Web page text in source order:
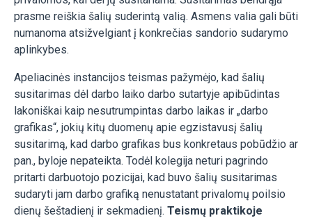
prasme reiškia šalių suderintą valią. Asmens valia gali būti
numanoma atsižvelgiant į konkrečias sandorio sudarymo
aplinkybes.
Apeliacinės instancijos teismas pažymėjo, kad šalių
susitarimas dėl darbo laiko darbo sutartyje apibūdintas
lakoniškai kaip nesutrumpintas darbo laikas ir „darbo
grafikas“, jokių kitų duomenų apie egzistavusį šalių
susitarimą, kad darbo grafikas bus konkretaus pobūdžio ar
pan., byloje nepateikta. Todėl kolegija neturi pagrindo
pritarti darbuotojo pozicijai, kad buvo šalių susitarimas
sudaryti jam darbo grafiką nenustatant privalomų poilsio
dienų šeštadienį ir sekmadienį. Teismų praktikoje